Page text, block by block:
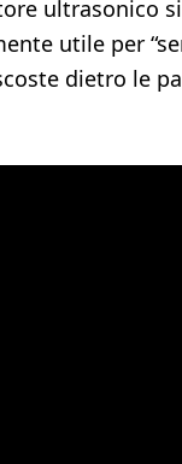
ultrasonico
utile per
dietro le